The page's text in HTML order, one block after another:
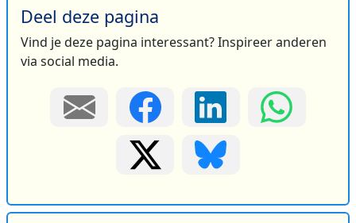
Deel deze pagina
Vind je deze pagina interessant? Inspireer anderen
via social media.